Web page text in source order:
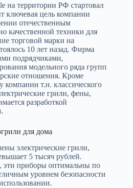
на территории РФ стартовал
ключевая цель компании
отечественным
качественной техники для
торговой марки на
10 лет назад. Фирма
подрядчиками,
модельного ряда групп
отношения. Кроме
компании т.н. классического
грили, фены,
разработкой
для дома
электрические грили,
5 тысяч рублей.
эти приборы оптимальны по
уровнем безопасности